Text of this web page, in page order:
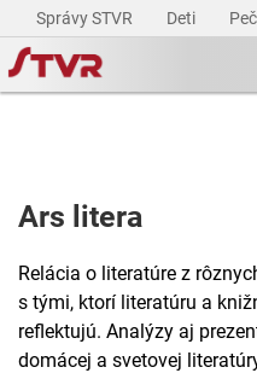
Správy STVR Deti
Ars litera
Relácia o literatúre z
s tými, ktorí literatúru a
reflektujú. Analýzy aj
domácej a svetovej